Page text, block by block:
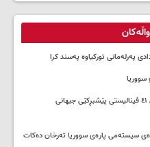
پەرلەمانی تورکیاوە پەسند کرا
سووریا
«ئەوین عەباسی» وێنەگرێکی کورد لە ڕیزی ٤١ فینالیستی پێشبڕکێی جیهانی